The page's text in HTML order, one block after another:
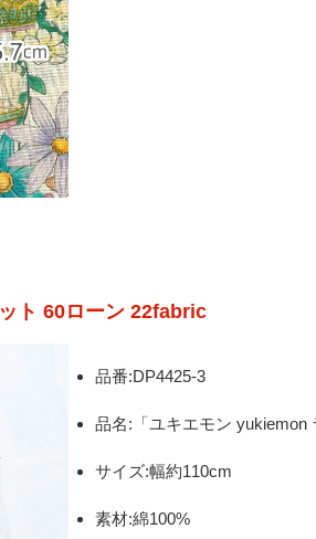
ト 60ローン 22fabric
品番:DP4425-3
品名:「ユキエモン yukiemon
サイズ:幅約110cm
素材:綿100%